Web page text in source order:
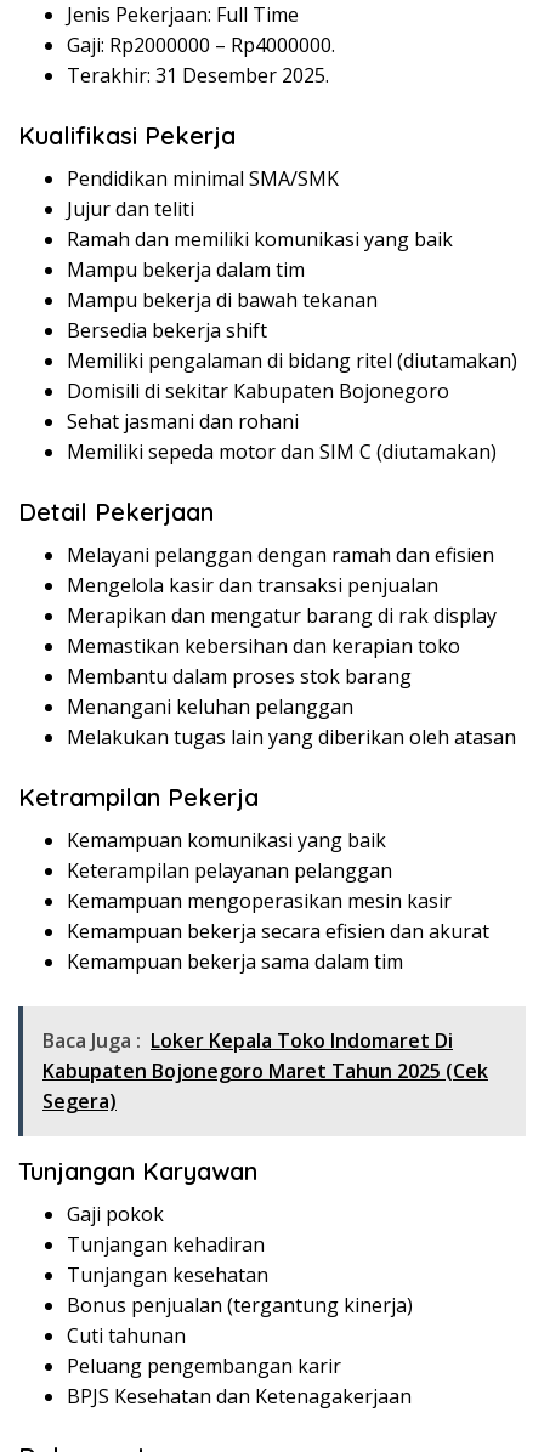
Jenis Pekerjaan: Full Time
Gaji: Rp2000000 – Rp4000000.
Terakhir: 31 Desember 2025.
Kualifikasi Pekerja
Pendidikan minimal SMA/SMK
Jujur dan teliti
Ramah dan memiliki komunikasi yang baik
Mampu bekerja dalam tim
Mampu bekerja di bawah tekanan
Bersedia bekerja shift
Memiliki pengalaman di bidang ritel (diutamakan)
Domisili di sekitar Kabupaten Bojonegoro
Sehat jasmani dan rohani
Memiliki sepeda motor dan SIM C (diutamakan)
Detail Pekerjaan
Melayani pelanggan dengan ramah dan efisien
Mengelola kasir dan transaksi penjualan
Merapikan dan mengatur barang di rak display
Memastikan kebersihan dan kerapian toko
Membantu dalam proses stok barang
Menangani keluhan pelanggan
Melakukan tugas lain yang diberikan oleh atasan
Ketrampilan Pekerja
Kemampuan komunikasi yang baik
Keterampilan pelayanan pelanggan
Kemampuan mengoperasikan mesin kasir
Kemampuan bekerja secara efisien dan akurat
Kemampuan bekerja sama dalam tim
Baca Juga : Loker Kepala Toko Indomaret Di
Kabupaten Bojonegoro Maret Tahun 2025 (Cek
Segera)
Tunjangan Karyawan
Gaji pokok
Tunjangan kehadiran
Tunjangan kesehatan
Bonus penjualan (tergantung kinerja)
Cuti tahunan
Peluang pengembangan karir
BPJS Kesehatan dan Ketenagakerjaan